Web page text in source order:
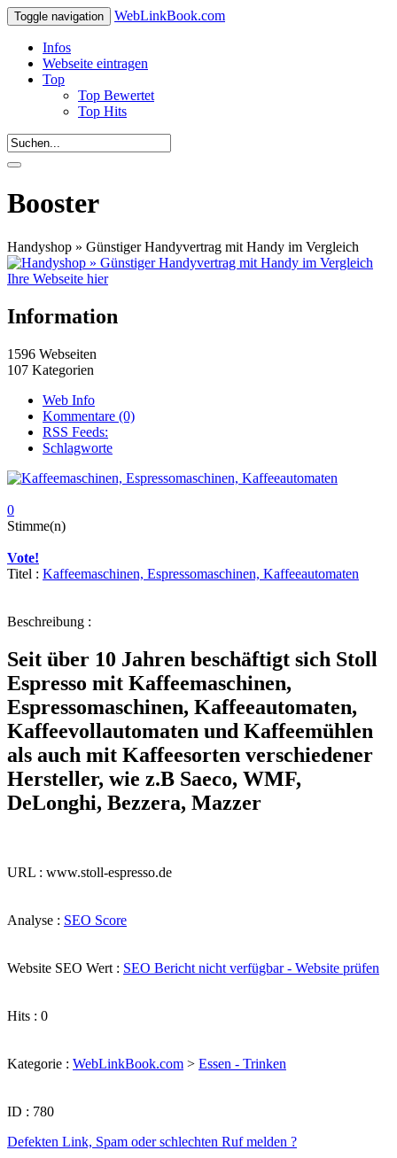
Toggle navigation WebLinkBook.com
Infos
Webseite eintragen
Top
Top Bewertet
Top Hits
Booster
Handyshop » Günstiger Handyvertrag mit Handy im Vergleich
Ihre Webseite hier
Information
1596 Webseiten
107 Kategorien
Web Info
Kommentare (0)
RSS Feeds:
Schlagworte
0
Stimme(n)
Vote!
Titel : Kaffeemaschinen, Espressomaschinen, Kaffeeautomaten
Beschreibung :
Seit über 10 Jahren beschäftigt sich Stoll
Espresso mit Kaffeemaschinen,
Espressomaschinen, Kaffeeautomaten,
Kaffeevollautomaten und Kaffeemühlen
als auch mit Kaffeesorten verschiedener
Hersteller, wie z.B Saeco, WMF,
DeLonghi, Bezzera, Mazzer
URL : www.stoll-espresso.de
Analyse : SEO Score
Website SEO Wert : SEO Bericht nicht verfügbar - Website prüfen
Hits : 0
Kategorie : WebLinkBook.com > Essen - Trinken
ID : 780
Defekten Link, Spam oder schlechten Ruf melden ?